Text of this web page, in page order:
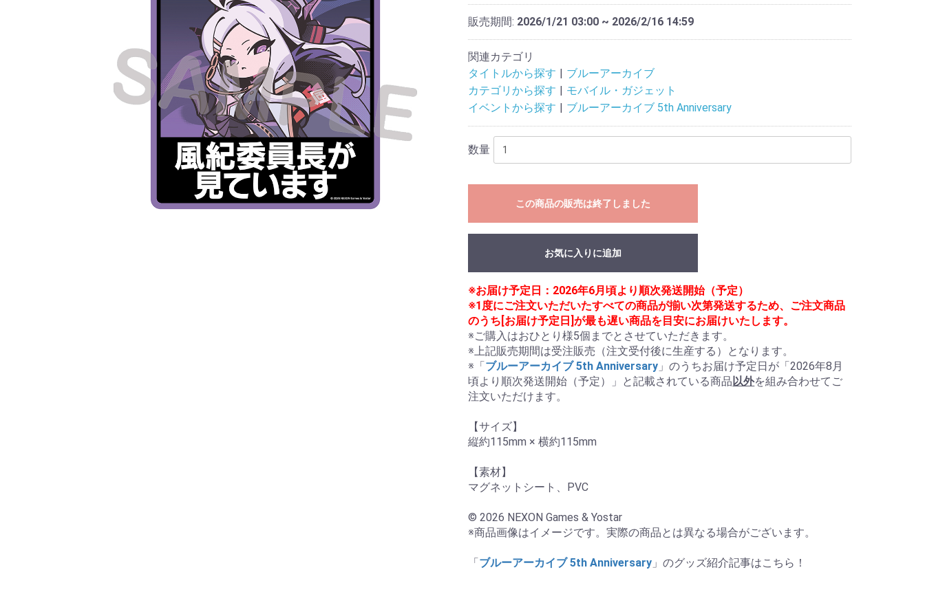
販売期間: 2026/1/21 03:00 ~ 2026/2/16 14:59
関連カテゴリ
タイトルから探す
ブルーアーカイブ
カテゴリから探す
モバイル・ガジェット
イベントから探す
ブルーアーカイブ 5th Anniversary
数量
この商品の販売は終了しました
お気に入りに追加
※お届け予定日：2026年6月頃より順次発送開始（予定）
※1度にご注文いただいたすべての商品が揃い次第発送するため、ご注文商品
のうち[お届け予定日]が最も遅い商品を目安にお届けいたします。
※ご購入はおひとり様5個までとさせていただきます。
※上記販売期間は受注販売（注文受付後に生産する）となります。
※「ブルーアーカイブ 5th Anniversary 」のうちお届け予定日が「2026年8月
頃より順次発送開始（予定）」と記載されている商品以外を組み合わせてご
注文いただけます。
【サイズ】
縦約115mm × 横約115mm
【素材】
マグネットシート、PVC
© 2026 NEXON Games & Yostar
※商品画像はイメージです。実際の商品とは異なる場合がございます。
「ブルーアーカイブ 5th Anniversary 」のグッズ紹介記事はこちら！